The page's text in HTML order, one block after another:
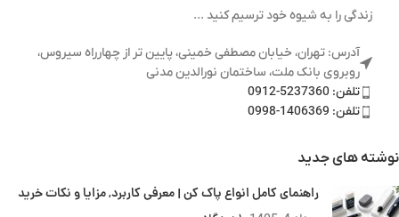
زندگی را به شیوه خود ترسیم کنید ...
آدرس: تهران، خیابان مصطفی خمینی، پایین تر از چهارراه سیروس،
روبروی بانک ملت، ساختمان نورالدین مدنی
تلفن: 5237360-0912
تلفن: 1406369-0998
نوشته های جدید
راهنمای کامل انواع پاک کن | معرفی کاربرد, مزایا و نکات خرید